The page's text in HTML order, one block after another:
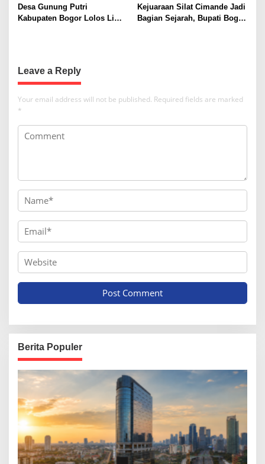
t
i
dengan Pemerintah Jepang
Desa Gunung Putri
Kabupaten Bogor Lolos Lima
Kejuaraan Silat Cimande Jadi
Bagian Sejarah, Bupati Bogor
Leave a Reply
Your email address will not be published. Required fields are marked
*
Berita Populer